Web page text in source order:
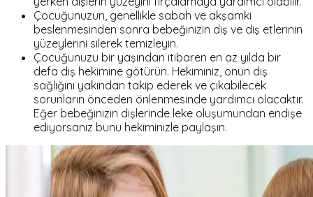
Çocuğunuzun, genellikle sabah ve akşamki
beslenmesinden sonra bebeğinizin diş ve diş etlerinin
yüzeylerini silerek temizleyin.
Çocuğunuzu bir yaşından itibaren en az yılda bir
defa diş hekimine götürün. Hekiminiz, onun diş
sağlığını yakından takip ederek ve çıkabilecek
sorunların önceden önlenmesinde yardımcı olacaktır.
Eğer bebeğinizin dişlerinde leke oluşumundan endişe
ediyorsanız bunu hekiminizle paylaşın.